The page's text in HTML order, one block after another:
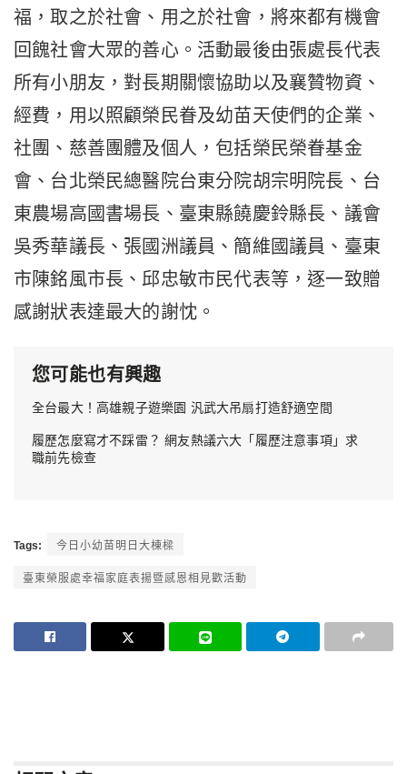
福，取之於社會、用之於社會，將來都有機會
回餽社會大眾的善心。活動最後由張處長代表
所有小朋友，對長期關懷協助以及襄贊物資、
經費，用以照顧榮民眷及幼苗天使們的企業、
社團、慈善團體及個人，包括榮民榮眷基金
會、台北榮民總醫院台東分院胡宗明院長、台
東農場高國書場長、臺東縣饒慶鈴縣長、議會
吳秀華議長、張國洲議員、簡維國議員、臺東
市陳銘風市長、邱忠敏市民代表等，逐一致贈
感謝狀表達最大的謝忱。
您可能也有興趣
全台最大！高雄親子遊樂園 汎武大吊扇打造舒適空間
履歷怎麼寫才不踩雷？ 網友熱議六大「履歷注意事項」求
職前先檢查
Tags: 今日小幼苗明日大棟樑
臺東榮服處幸福家庭表揚暨感恩相見歡活動